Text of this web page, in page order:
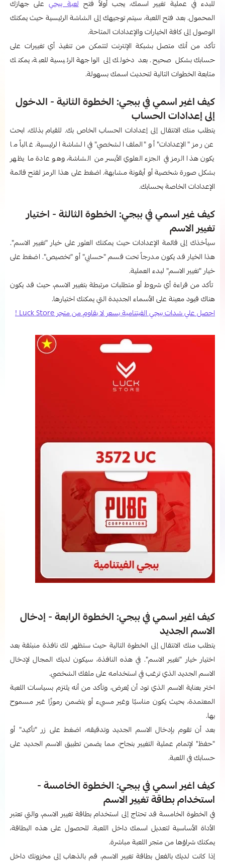
للبدء في عملية تغيير اسمك، يجب أولاً فتحلعبة ببجيعلى جهازك
المحمول. بعد فتح اللعبة، سيتم توجيهك إلى الشاشة الرئيسية حيث يمكنك
الوصول إلى كافة الخيارات والإعدادات المتاحة.
تأكد من أنك متصل بشبكة الإنترنت لتتمكن من تنفيذ أي تغييرات على
حسابك بشكل صحيح. بعد دخولك إلى الواجهة الرئيسية للعبة، يمكنك
متابعة الخطوات التالية لتحديث اسمك بسهولة.
كيف اغير اسمي في ببجي: الخطوة الثانية - الدخول
إلى إعدادات الحساب
يتطلب منك الانتقال إلى إعدادات الحساب الخاص بك. للقيام بذلك، ابحث
عن رمز "الإعدادات" أو "الملف الشخصي" في الشاشة الرئيسية. غالباً ما
يكون هذا الرمز في الجزء العلوي الأيسر من الشاشة، وهو عادة ما يظهر
بشكل صورة شخصية أو أيقونة مشابهة. اضغط على هذا الرمز لفتح قائمة
الإعدادات الخاصة بحسابك.
كيف غير اسمي في ببجي: الخطوة الثالثة - اختيار
تغيير الاسم
سيأخذك إلى قائمة الإعدادات حيث يمكنك العثور على خيار "تغيير الاسم".
هذا الخيار قد يكون مدرجاً تحت قسم "حسابي" أو "تخصيص". اضغط على
خيار "تغيير الاسم" لبدء العملية.
تأكد من قراءة أي شروط أو متطلبات مرتبطة بتغيير الاسم، حيث قد يكون
هناك قيود معينة على الأسماء الجديدة التي يمكنك اختيارها.
احصل علي شدات ببجي الفيتنامية بسعر لا يقاوم من متجر Luck Store !
كيف اغير اسمي في ببجي: الخطوة الرابعة - إدخال
الاسم الجديد
يتطلب منك الانتقال إلى الخطوة التالية حيث ستظهر لك نافذة منبثقة بعد
اختيار خيار "تغيير الاسم". في هذه النافذة، سيكون لديك المجال لإدخال
الاسم الجديد الذي ترغب في استخدامه على ملفك الشخصي.
اختر بعناية الاسم الذي تود أن يُعرض، وتأكد من أنه يلتزم بسياسات اللعبة
المعتمدة، بحيث يكون مناسبًا وغير مسيء أو يتضمن رموزًا غير مسموح
بها.
بعد أن تقوم بإدخال الاسم الجديد وتدقيقه، اضغط على زر "تأكيد" أو
"حفظ" لإتمام عملية التغيير بنجاح، مما يضمن تطبيق الاسم الجديد على
حسابك في اللعبة.
كيف اغير اسمي في ببجي: الخطوة الخامسة -
استخدام بطاقة تغيير الاسم
في الخطوة الخامسة قد تحتاج إلى استخدام بطاقة تغيير الاسم، والتي تعتبر
الأداة الأساسية لتعديل اسمك داخل اللعبة. للحصول على هذه البطاقة،
يمكنك شراؤها من متجر اللعبة مباشرة.
إذا كانت لديك بالفعل بطاقة تغيير الاسم، قم بالذهاب إلى مخزونك داخل